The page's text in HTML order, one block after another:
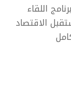
اللقاء
الاقتصاد